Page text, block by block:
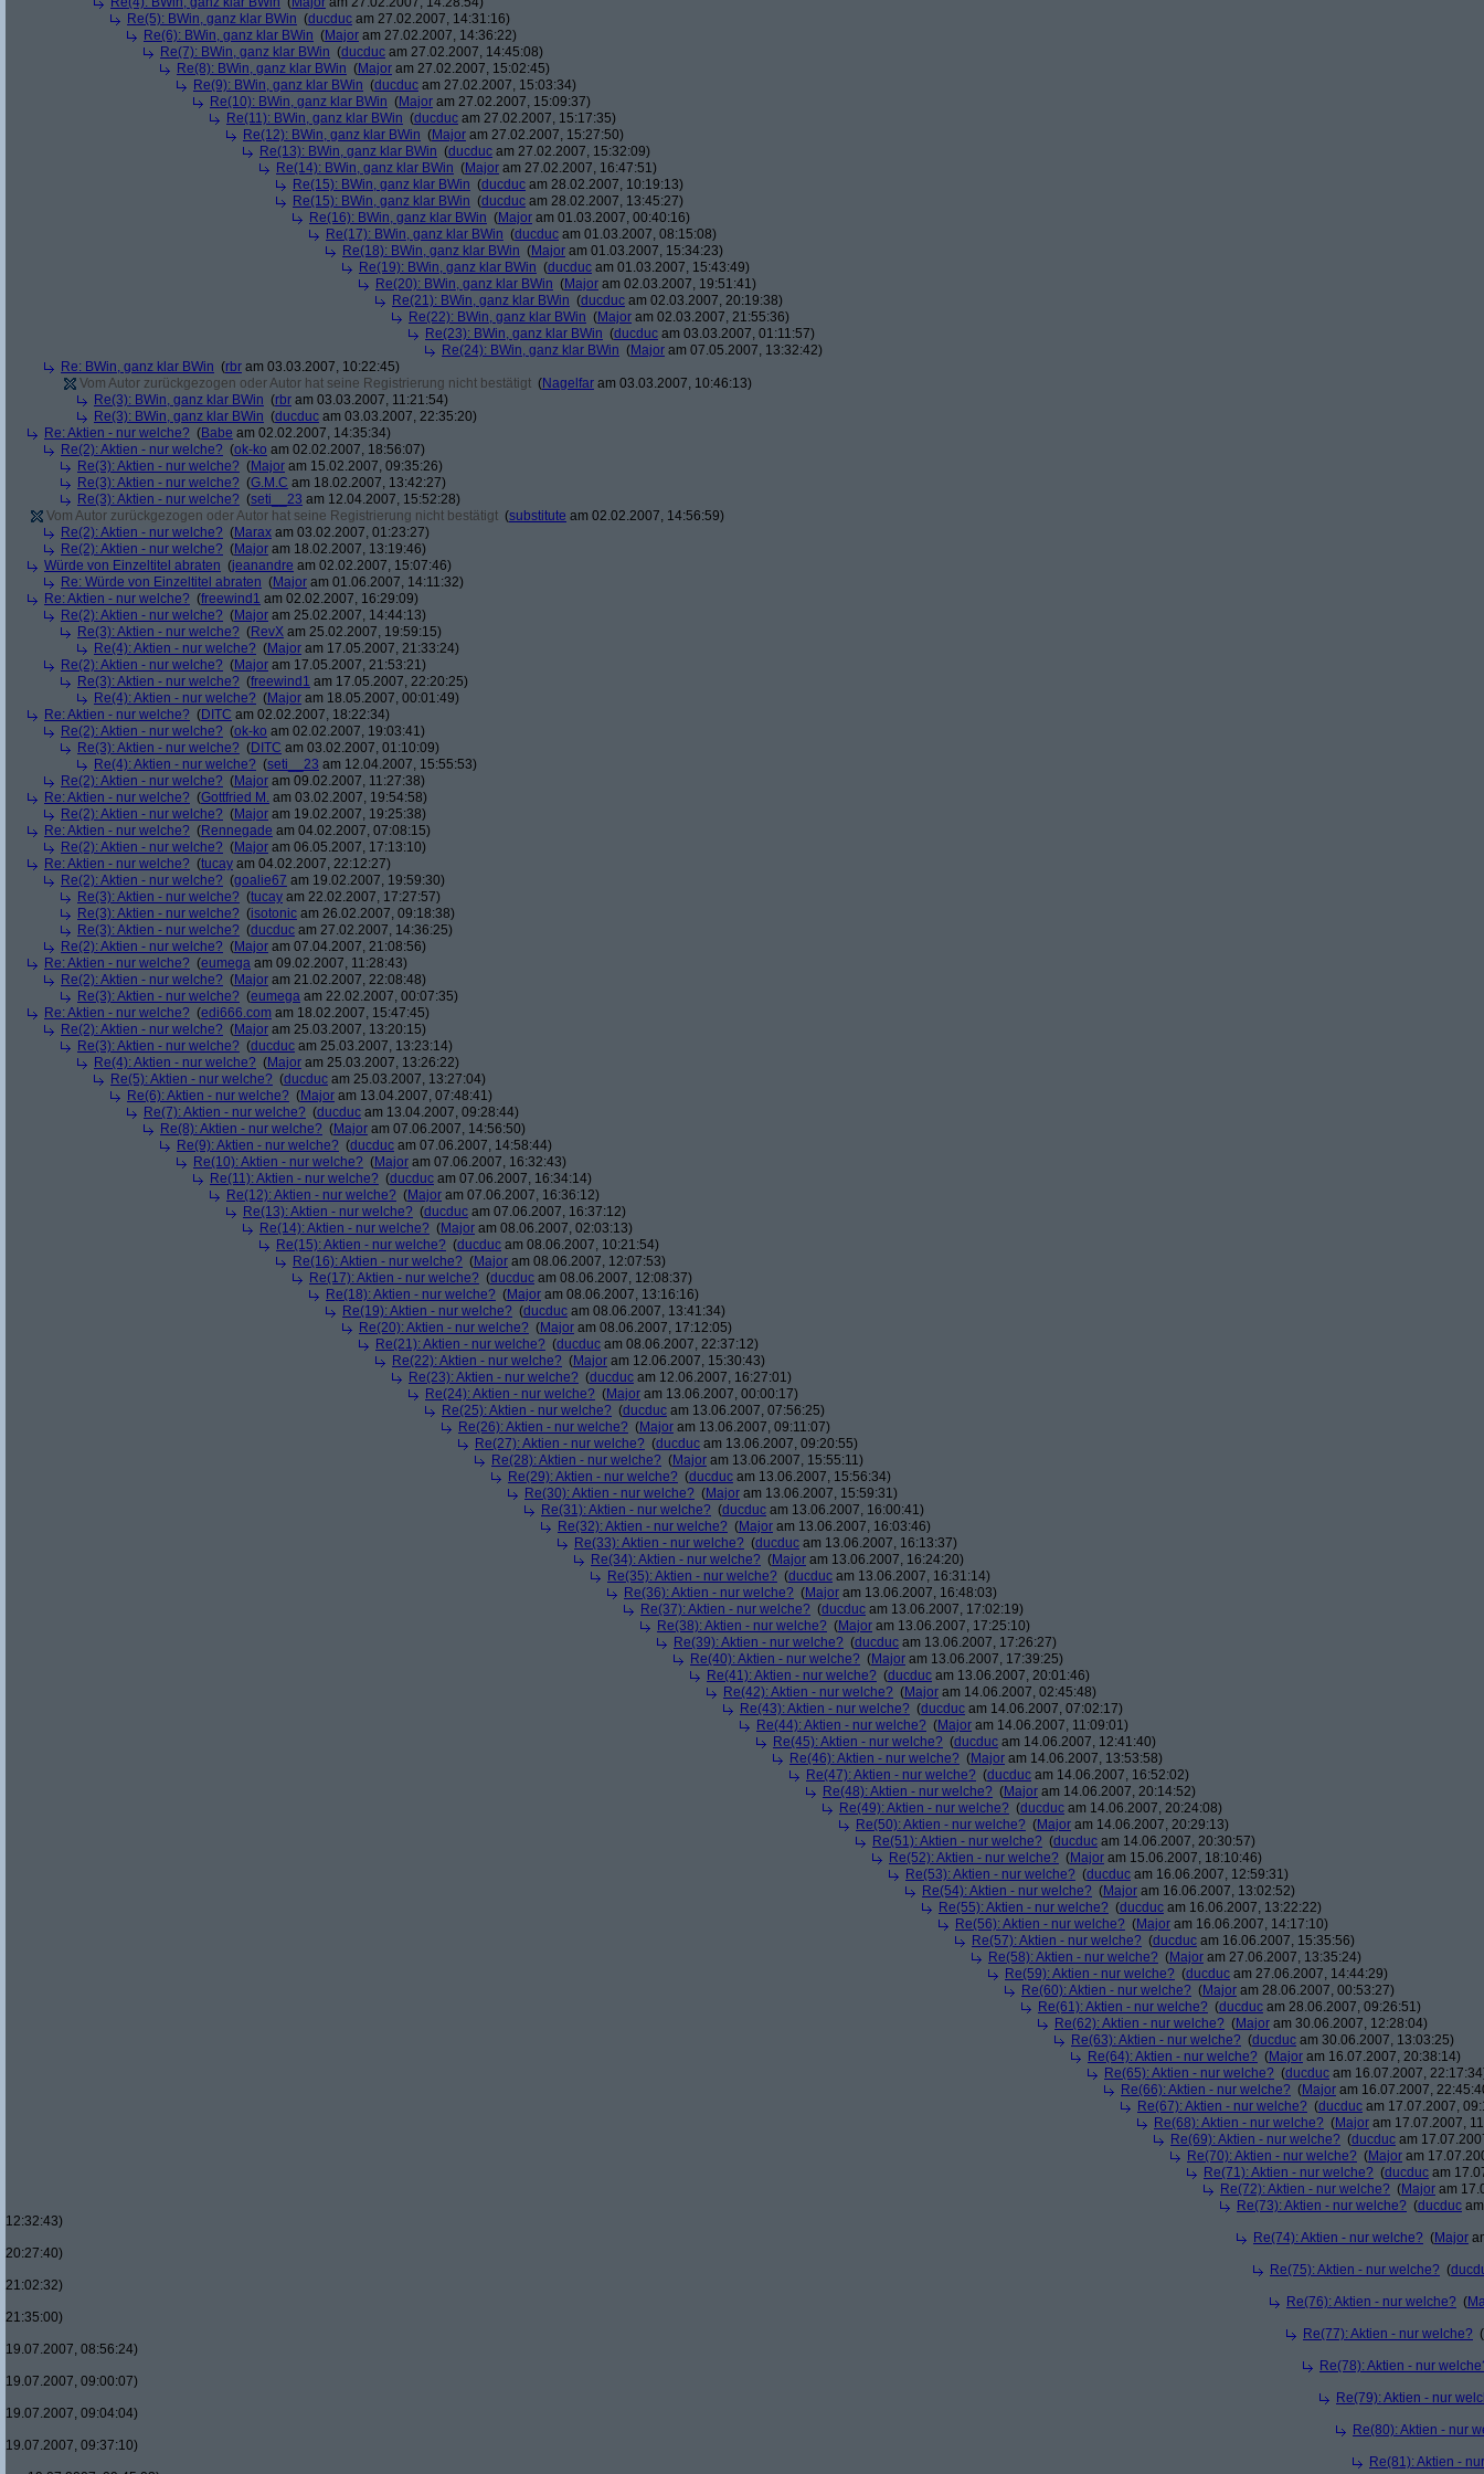
Re(5): BWin, ganz klar BWin (ducduc am 27.02.2007, 14:31:16)
Re(6): BWin, ganz klar BWin (Major am 27.02.2007, 14:36:22)
Re(7): BWin, ganz klar BWin (ducduc am 27.02.2007, 14:45:08)
Re(8): BWin, ganz klar BWin (Major am 27.02.2007, 15:02:45)
Re(9): BWin, ganz klar BWin (ducduc am 27.02.2007, 15:03:34)
Re(10): BWin, ganz klar BWin (Major am 27.02.2007, 15:09:37)
Re(11): BWin, ganz klar BWin (ducduc am 27.02.2007, 15:17:35)
Re(12): BWin, ganz klar BWin (Major am 27.02.2007, 15:27:50)
Re(13): BWin, ganz klar BWin (ducduc am 27.02.2007, 15:32:09)
Re(14): BWin, ganz klar BWin (Major am 27.02.2007, 16:47:51)
Re(15): BWin, ganz klar BWin (ducduc am 28.02.2007, 10:19:13)
Re(15): BWin, ganz klar BWin (ducduc am 28.02.2007, 13:45:27)
Re(16): BWin, ganz klar BWin (Major am 01.03.2007, 00:40:16)
Re(17): BWin, ganz klar BWin (ducduc am 01.03.2007, 08:15:08)
Re(18): BWin, ganz klar BWin (Major am 01.03.2007, 15:34:23)
Re(19): BWin, ganz klar BWin (ducduc am 01.03.2007, 15:43:49)
Re(20): BWin, ganz klar BWin (Major am 02.03.2007, 19:51:41)
Re(21): BWin, ganz klar BWin (ducduc am 02.03.2007, 20:19:38)
Re(22): BWin, ganz klar BWin (Major am 02.03.2007, 21:55:36)
Re(23): BWin, ganz klar BWin (ducduc am 03.03.2007, 01:11:57)
Re(24): BWin, ganz klar BWin (Major am 07.05.2007, 13:32:42)
Re: BWin, ganz klar BWin (rbr am 03.03.2007, 10:22:45)
Vom Autor zurückgezogen oder Autor hat seine Registrierung nicht bestätigt (Nagelfar am 03.03.2007, 10:46:13)
Re(3): BWin, ganz klar BWin (rbr am 03.03.2007, 11:21:54)
Re(3): BWin, ganz klar BWin (ducduc am 03.03.2007, 22:35:20)
Re: Aktien - nur welche? (Babe am 02.02.2007, 14:35:34)
Re(2): Aktien - nur welche? (ok-ko am 02.02.2007, 18:56:07)
Re(3): Aktien - nur welche? (Major am 15.02.2007, 09:35:26)
Re(3): Aktien - nur welche? (G.M.C am 18.02.2007, 13:42:27)
Re(3): Aktien - nur welche? (seti__23 am 12.04.2007, 15:52:28)
Vom Autor zurückgezogen oder Autor hat seine Registrierung nicht bestätigt (substitute am 02.02.2007, 14:56:59)
Re(2): Aktien - nur welche? (Marax am 03.02.2007, 01:23:27)
Re(2): Aktien - nur welche? (Major am 18.02.2007, 13:19:46)
Würde von Einzeltitel abraten (jeanandre am 02.02.2007, 15:07:46)
Re: Würde von Einzeltitel abraten (Major am 01.06.2007, 14:11:32)
Re: Aktien - nur welche? (freewind1 am 02.02.2007, 16:29:09)
Re(2): Aktien - nur welche? (Major am 25.02.2007, 14:44:13)
Re(3): Aktien - nur welche? (RevX am 25.02.2007, 19:59:15)
Re(4): Aktien - nur welche? (Major am 17.05.2007, 21:33:24)
Re(2): Aktien - nur welche? (Major am 17.05.2007, 21:53:21)
Re(3): Aktien - nur welche? (freewind1 am 17.05.2007, 22:20:25)
Re(4): Aktien - nur welche? (Major am 18.05.2007, 00:01:49)
Re: Aktien - nur welche? (DITC am 02.02.2007, 18:22:34)
Re(2): Aktien - nur welche? (ok-ko am 02.02.2007, 19:03:41)
Re(3): Aktien - nur welche? (DITC am 03.02.2007, 01:10:09)
Re(4): Aktien - nur welche? (seti__23 am 12.04.2007, 15:55:53)
Re(2): Aktien - nur welche? (Major am 09.02.2007, 11:27:38)
Re: Aktien - nur welche? (Gottfried M. am 03.02.2007, 19:54:58)
Re(2): Aktien - nur welche? (Major am 19.02.2007, 19:25:38)
Re: Aktien - nur welche? (Rennegade am 04.02.2007, 07:08:15)
Re(2): Aktien - nur welche? (Major am 06.05.2007, 17:13:10)
Re: Aktien - nur welche? (tucay am 04.02.2007, 22:12:27)
Re(2): Aktien - nur welche? (goalie67 am 19.02.2007, 19:59:30)
Re(3): Aktien - nur welche? (tucay am 22.02.2007, 17:27:57)
Re(3): Aktien - nur welche? (isotonic am 26.02.2007, 09:18:38)
Re(3): Aktien - nur welche? (ducduc am 27.02.2007, 14:36:25)
Re(2): Aktien - nur welche? (Major am 07.04.2007, 21:08:56)
Re: Aktien - nur welche? (eumega am 09.02.2007, 11:28:43)
Re(2): Aktien - nur welche? (Major am 21.02.2007, 22:08:48)
Re(3): Aktien - nur welche? (eumega am 22.02.2007, 00:07:35)
Re: Aktien - nur welche? (edi666.com am 18.02.2007, 15:47:45)
Re(2): Aktien - nur welche? (Major am 25.03.2007, 13:20:15)
Re(3): Aktien - nur welche? (ducduc am 25.03.2007, 13:23:14)
Re(4): Aktien - nur welche? (Major am 25.03.2007, 13:26:22)
Re(5): Aktien - nur welche? (ducduc am 25.03.2007, 13:27:04)
Re(6): Aktien - nur welche? (Major am 13.04.2007, 07:48:41)
Re(7): Aktien - nur welche? (ducduc am 13.04.2007, 09:28:44)
Re(8): Aktien - nur welche? (Major am 07.06.2007, 14:56:50)
Re(9): Aktien - nur welche? (ducduc am 07.06.2007, 14:58:44)
Re(10): Aktien - nur welche? (Major am 07.06.2007, 16:32:43)
Re(11): Aktien - nur welche? (ducduc am 07.06.2007, 16:34:14)
Re(12): Aktien - nur welche? (Major am 07.06.2007, 16:36:12)
Re(13): Aktien - nur welche? (ducduc am 07.06.2007, 16:37:12)
Re(14): Aktien - nur welche? (Major am 08.06.2007, 02:03:13)
Re(15): Aktien - nur welche? (ducduc am 08.06.2007, 10:21:54)
Re(16): Aktien - nur welche? (Major am 08.06.2007, 12:07:53)
Re(17): Aktien - nur welche? (ducduc am 08.06.2007, 12:08:37)
Re(18): Aktien - nur welche? (Major am 08.06.2007, 13:16:16)
Re(19): Aktien - nur welche? (ducduc am 08.06.2007, 13:41:34)
Re(20): Aktien - nur welche? (Major am 08.06.2007, 17:12:05)
Re(21): Aktien - nur welche? (ducduc am 08.06.2007, 22:37:12)
Re(22): Aktien - nur welche? (Major am 12.06.2007, 15:30:43)
Re(23): Aktien - nur welche? (ducduc am 12.06.2007, 16:27:01)
Re(24): Aktien - nur welche? (Major am 13.06.2007, 00:00:17)
Re(25): Aktien - nur welche? (ducduc am 13.06.2007, 07:56:25)
Re(26): Aktien - nur welche? (Major am 13.06.2007, 09:11:07)
Re(27): Aktien - nur welche? (ducduc am 13.06.2007, 09:20:55)
Re(28): Aktien - nur welche? (Major am 13.06.2007, 15:55:11)
Re(29): Aktien - nur welche? (ducduc am 13.06.2007, 15:56:34)
Re(30): Aktien - nur welche? (Major am 13.06.2007, 15:59:31)
Re(31): Aktien - nur welche? (ducduc am 13.06.2007, 16:00:41)
Re(32): Aktien - nur welche? (Major am 13.06.2007, 16:03:46)
Re(33): Aktien - nur welche? (ducduc am 13.06.2007, 16:13:37)
Re(34): Aktien - nur welche? (Major am 13.06.2007, 16:24:20)
Re(35): Aktien - nur welche? (ducduc am 13.06.2007, 16:31:14)
Re(36): Aktien - nur welche? (Major am 13.06.2007, 16:48:03)
Re(37): Aktien - nur welche? (ducduc am 13.06.2007, 17:02:19)
Re(38): Aktien - nur welche? (Major am 13.06.2007, 17:25:10)
Re(39): Aktien - nur welche? (ducduc am 13.06.2007, 17:26:27)
Re(40): Aktien - nur welche? (Major am 13.06.2007, 17:39:25)
Re(41): Aktien - nur welche? (ducduc am 13.06.2007, 20:01:46)
Re(42): Aktien - nur welche? (Major am 14.06.2007, 02:45:48)
Re(43): Aktien - nur welche? (ducduc am 14.06.2007, 07:02:17)
Re(44): Aktien - nur welche? (Major am 14.06.2007, 11:09:01)
Re(45): Aktien - nur welche? (ducduc am 14.06.2007, 12:41:40)
Re(46): Aktien - nur welche? (Major am 14.06.2007, 13:53:58)
Re(47): Aktien - nur welche? (ducduc am 14.06.2007, 16:52:02)
Re(48): Aktien - nur welche? (Major am 14.06.2007, 20:14:52)
Re(49): Aktien - nur welche? (ducduc am 14.06.2007, 20:24:08)
Re(50): Aktien - nur welche? (Major am 14.06.2007, 20:29:13)
Re(51): Aktien - nur welche? (ducduc am 14.06.2007, 20:30:57)
Re(52): Aktien - nur welche? (Major am 15.06.2007, 18:10:46)
Re(53): Aktien - nur welche? (ducduc am 16.06.2007, 12:59:31)
Re(54): Aktien - nur welche? (Major am 16.06.2007, 13:02:52)
Re(55): Aktien - nur welche? (ducduc am 16.06.2007, 13:22:22)
Re(56): Aktien - nur welche? (Major am 16.06.2007, 14:17:10)
Re(57): Aktien - nur welche? (ducduc am 16.06.2007, 15:35:56)
Re(58): Aktien - nur welche? (Major am 27.06.2007, 13:35:24)
Re(59): Aktien - nur welche? (ducduc am 27.06.2007, 14:44:29)
Re(60): Aktien - nur welche? (Major am 28.06.2007, 00:53:27)
Re(61): Aktien - nur welche? (ducduc am 28.06.2007, 09:26:51)
Re(62): Aktien - nur welche? (Major am 30.06.2007, 12:28:04)
Re(63): Aktien - nur welche? (ducduc am 30.06.2007, 13:03:25)
Re(64): Aktien - nur welche? (Major am 16.07.2007, 20:38:14)
Re(65): Aktien - nur welche? (ducduc am 16.07.2007,
Re(66): Aktien - nur welche? (Major am 16.07.2007,
Re(67): Aktien - nur welche? (ducduc am 17.07.2007,
Re(68): Aktien - nur welche? (Major am 17.07.2007,
Re(69): Aktien - nur welche? (ducduc am
Re(70): Aktien - nur welche? (Major am
Re(71): Aktien - nur welche? (ducduc am
Re(72): Aktien - nur welche? (Major am
Re(73): Aktien - nur welche? (ducduc
12:32:43)
Re(74): Aktien - nur welche? (Major
20:27:40)
Re(75): Aktien - nur welche? (
21:02:32)
Re(76): Aktien - nur welche? (
21:35:00)
Re(77): Aktien - nur welche? (
19.07.2007, 08:56:24)
Re(78): Aktien - nur
19.07.2007, 09:00:07)
Re(79): Aktien - nur
19.07.2007, 09:04:04)
Re(80): Aktien - nur
19.07.2007, 09:37:10)
Re(81): Aktien -